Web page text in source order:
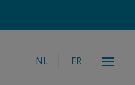
NL FR